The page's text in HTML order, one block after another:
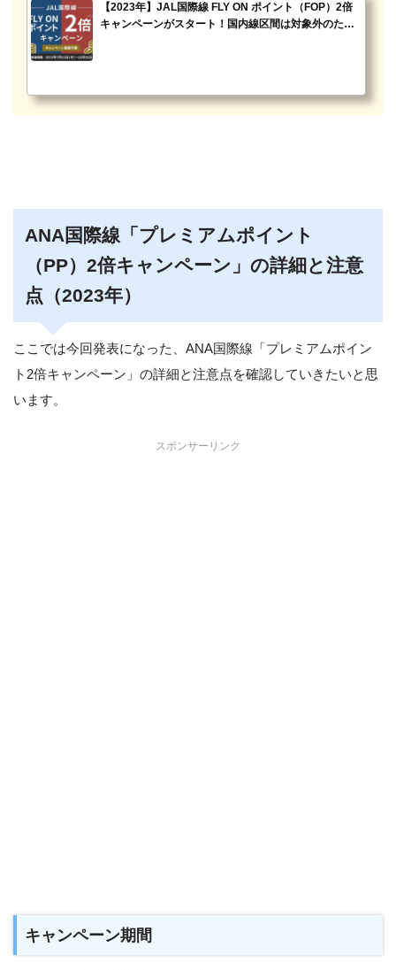
【2023年】JAL国際線 FLY ON ポイント（FOP）2倍
キャンペーンがスタート！国内線区間は対象外のため
ANA国際線「プレミアムポイント
（PP）2倍キャンペーン」の詳細と注意
点（2023年）
ここでは今回発表になった、ANA国際線「プレミアムポイン
ト2倍キャンペーン」の詳細と注意点を確認していきたいと思
います。
スポンサーリンク
キャンペーン期間